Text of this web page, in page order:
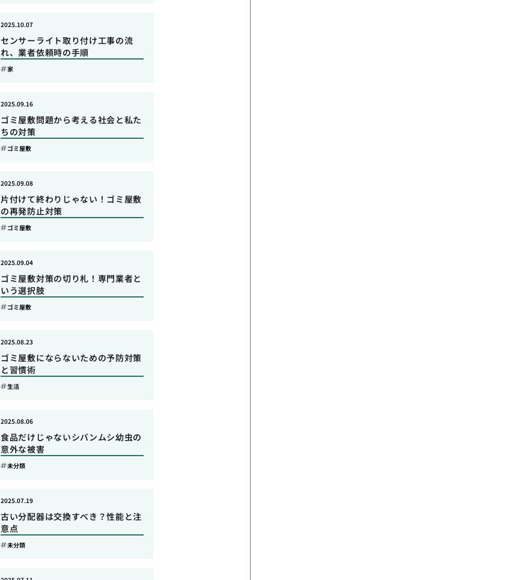
センサーライト取り付け工事の流
れ、業者依頼時の手順
2025.10.07
家
ゴミ屋敷問題から考える社会と私た
ちの対策
2025.09.16
ゴミ屋敷
片付けて終わりじゃない！ゴミ屋敷
の再発防止対策
2025.09.08
ゴミ屋敷
ゴミ屋敷対策の切り札！専門業者と
いう選択肢
2025.09.04
ゴミ屋敷
ゴミ屋敷にならないための予防対策
と習慣術
2025.08.23
生活
食品だけじゃないシバンムシ幼虫の
意外な被害
2025.08.06
未分類
古い分配器は交換すべき？性能と注
意点
2025.07.19
未分類